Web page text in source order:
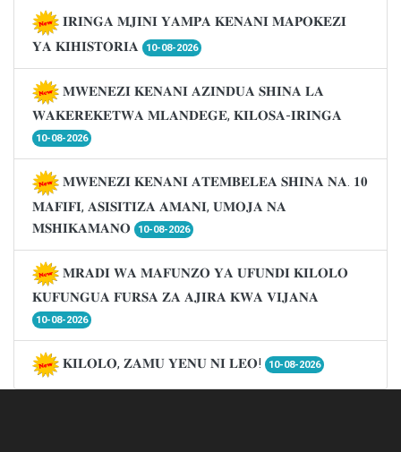
𝐈𝐑𝐈𝐍𝐆𝐀 𝐌𝐉𝐈𝐍𝐈 𝐘𝐀𝐌𝐏𝐀 𝐊𝐄𝐍𝐀𝐍𝐈 𝐌𝐀𝐏𝐎𝐊𝐄𝐙𝐈
𝐘𝐀 𝐊𝐈𝐇𝐈𝐒𝐓𝐎𝐑𝐈𝐀
10-08-2026
𝐌𝐖𝐄𝐍𝐄𝐙𝐈 𝐊𝐄𝐍𝐀𝐍𝐈 𝐀𝐙𝐈𝐍𝐃𝐔𝐀 𝐒𝐇𝐈𝐍𝐀 𝐋𝐀
𝐖𝐀𝐊𝐄𝐑𝐄𝐊𝐄𝐓𝐖𝐀 𝐌𝐋𝐀𝐍𝐃𝐄𝐆𝐄, 𝐊𝐈𝐋𝐎𝐒𝐀-𝐈𝐑𝐈𝐍𝐆𝐀
10-08-2026
𝐌𝐖𝐄𝐍𝐄𝐙𝐈 𝐊𝐄𝐍𝐀𝐍𝐈 𝐀𝐓𝐄𝐌𝐁𝐄𝐋𝐄𝐀 𝐒𝐇𝐈𝐍𝐀 𝐍𝐀. 𝟏𝟎
𝐌𝐀𝐅𝐈𝐅𝐈, 𝐀𝐒𝐈𝐒𝐈𝐓𝐈𝐙𝐀 𝐀𝐌𝐀𝐍𝐈, 𝐔𝐌𝐎𝐉𝐀 𝐍𝐀
𝐌𝐒𝐇𝐈𝐊𝐀𝐌𝐀𝐍𝐎
10-08-2026
𝐌𝐑𝐀𝐃𝐈 𝐖𝐀 𝐌𝐀𝐅𝐔𝐍𝐙𝐎 𝐘𝐀 𝐔𝐅𝐔𝐍𝐃𝐈 𝐊𝐈𝐋𝐎𝐋𝐎
𝐊𝐔𝐅𝐔𝐍𝐆𝐔𝐀 𝐅𝐔𝐑𝐒𝐀 𝐙𝐀 𝐀𝐉𝐈𝐑𝐀 𝐊𝐖𝐀 𝐕𝐈𝐉𝐀𝐍𝐀
10-08-2026
𝐊𝐈𝐋𝐎𝐋𝐎, 𝐙𝐀𝐌𝐔 𝐘𝐄𝐍𝐔 𝐍𝐈 𝐋𝐄𝐎! 10-08-2026